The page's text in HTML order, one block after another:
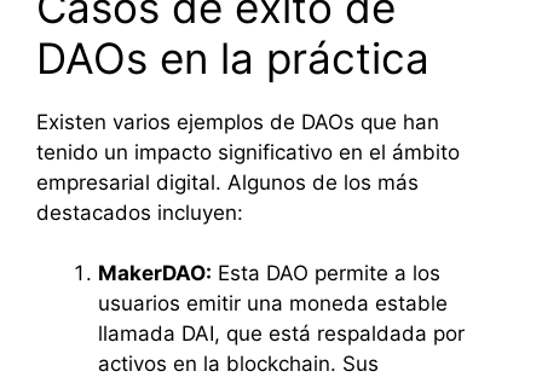
DAOs en la práctica
Existen varios ejemplos de DAOs que han
tenido un impacto significativo en el ámbito
empresarial digital. Algunos de los más
destacados incluyen:
MakerDAO: Esta DAO permite a los
usuarios emitir una moneda estable
llamada DAI, que está respaldada por
activos en la blockchain. Sus